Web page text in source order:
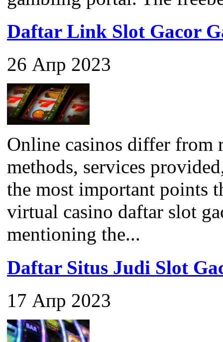
Daftar Link Slot Gacor
26 Апр 2023
Online casinos differ from
methods, services
the most important points
virtual casino daftar slot
mentioning the...
Daftar Situs Judi Slot
17 Апр 2023